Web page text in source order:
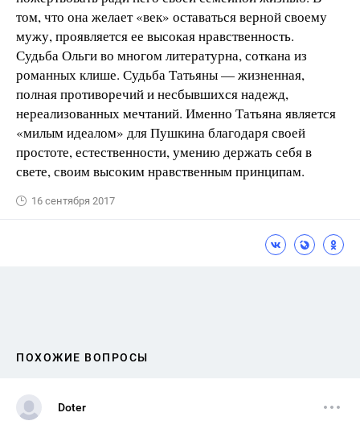
том, что она желает «век» оставаться верной своему
мужу, проявляется ее высокая нравственность.
Судьба Ольги во многом литературна, соткана из
романных клише. Судьба Татьяны — жизненная,
полная противоречий и несбывшихся надежд,
нереализованных мечтаний. Именно Татьяна является
«милым идеалом» для Пушкина благодаря своей
простоте, естественности, умению держать себя в
свете, своим высоким нравственным принципам.
16 сентября 2017
ПОХОЖИЕ ВОПРОСЫ
Doter